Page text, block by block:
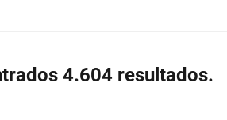
4.604 resultados.